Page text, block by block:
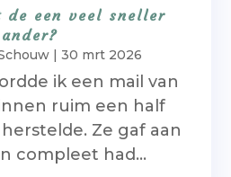
de een veel sneller
|30 mrt 2026
ik een mail van
ruim een half
Ze gaf aan
compleet had...